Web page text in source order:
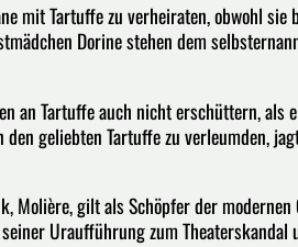
mit Tartuffe zu verheiraten, obwohl
Dorine stehen dem
an Tartuffe auch nicht erschüttern, als
geliebten Tartuffe zu verleumden,
Molière, gilt als Schöpfer der
Uraufführung zum